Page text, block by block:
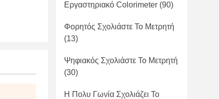
Εργαστηριακό Colorimeter (90)
Φορητός Σχολιάστε Το Μετρητή
(13)
Ψηφιακός Σχολιάστε Το Μετρητή
(30)
Η Πολυ Γωνία Σχολιάζει Το